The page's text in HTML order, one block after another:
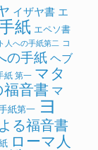
イザヤ書 エ
紙 エペソ書
人への手紙第二 コ
の手紙ヘブ
紙 第一 マタ
音書 マ
紙第一 ヨ
る福音書
ローマ人